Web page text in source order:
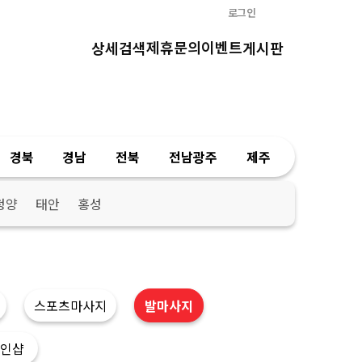
로그인
상세검색제휴문의이벤트게시판
경북 경남 전북 전남광주 제주
양 태안 홍성
스포츠마사지 발마사지
샵